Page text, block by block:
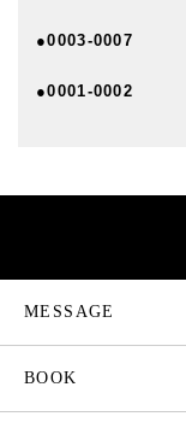
●0003-0007
●0001-0002
MESSAGE
BOOK